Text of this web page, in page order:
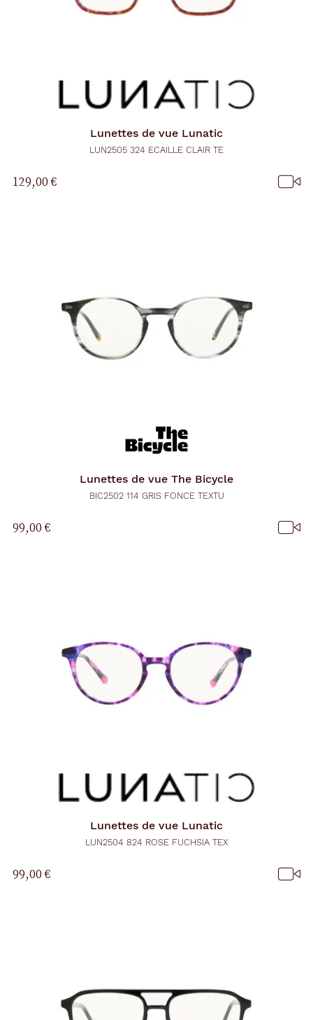
Lunettes de vue Lunatic
LUN2505 324 ECAILLE CLAIR TE
129,00 €
Lunettes de vue The Bicycle
BIC2502 114 GRIS FONCE TEXTU
99,00 €
Lunettes de vue Lunatic
LUN2504 824 ROSE FUCHSIA TEX
99,00 €